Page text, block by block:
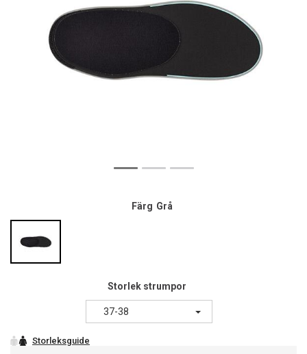
Färg Grå
Storlek strumpor
37-38